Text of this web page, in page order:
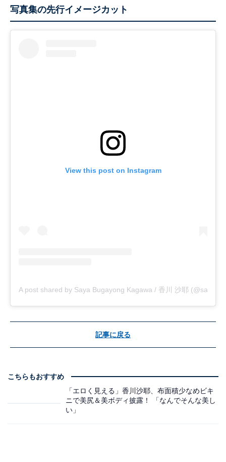
写真集の先行イメージカット
View this post on Instagram
A post shared by Saya Bugayong Kagawa / 香川 沙耶
記事に戻る
こちらもおすすめ
「エロく見える」香川沙耶、布面積少なめビキ
ニで美尻＆美ボディ披露！ 「なんでそんな美し
い」